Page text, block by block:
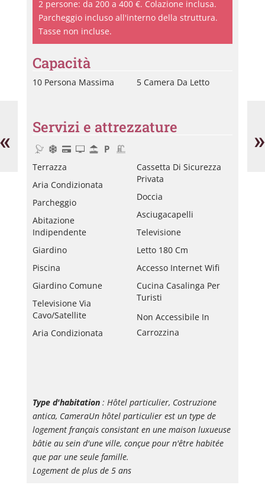
«
Marie-
Catherine »
2 persone: da 200 a 400 €. Colazione inclusa.
Parcheggio incluso all'interno della struttura.
Tasse non incluse.
Capacità
10 Persona Massima 5 Camera Da Letto
Servizi e attrezzature
Terrazza
Aria Condizionata
Parcheggio
Abitazione
Indipendente
Giardino
Piscina
Giardino Comune
Televisione Via
Cavo/satellite
Aria Condizionata
Cassetta Di Sicurezza
Privata
Doccia
Asciugacapelli
Televisione
Letto 180 Cm
Accesso Internet Wifi
Cucina Casalinga Per
Turisti
Non Accessibile In
Carrozzina
Type d'habitation : Hôtel particulier, Costruzione
antica, CameraUn hôtel particulier est un type de
logement français consistant en une maison luxueuse
bâtie au sein d'une ville, conçue pour n'être habitée
que par une seule famille.
Logement de plus de 5 ans